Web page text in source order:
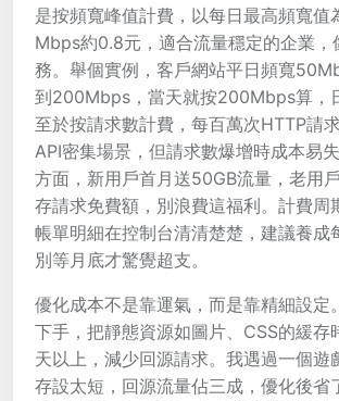
是按頻寬峰值計費，以每日最高頻寬值
Mbps約0.8元，適合流量穩定的企業，
務。舉個實例，客戶網站平日頻寬
到200Mbps，當天就按200Mbps算，
至於按請求數計費，每百萬次HTTP請
API密集場景，但請求數爆增時成本易
方面，新用戶首月送50GB流量，老用
存請求免費額，別浪費這福利。計費周
帳單明細在控制台清清楚楚，建議養成
別等月底才驚覺超支。
優化成本不是靠運氣，而是靠精細設定
下手，把靜態資源如圖片、CSS的緩存
天以上，減少回源請求。我遇過一個遊
存設太短，回源流量佔三成，優化後省